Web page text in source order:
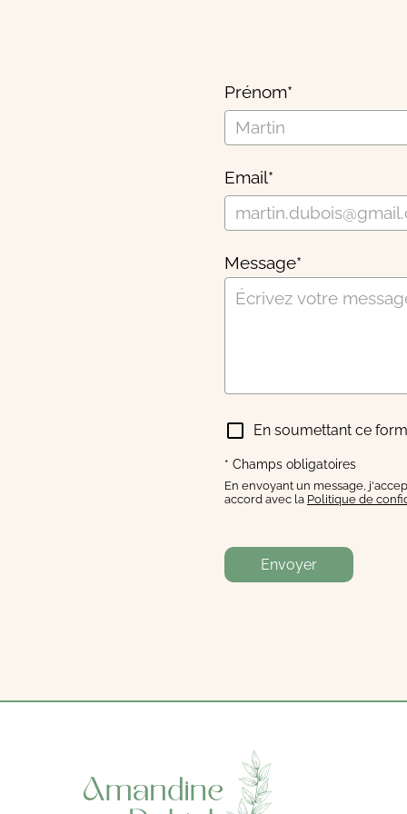
Prénom*
Email*
Message*
En soumettant ce
* Champs obligatoires
En envoyant un message,
accord avec la Politique de
Envoyer